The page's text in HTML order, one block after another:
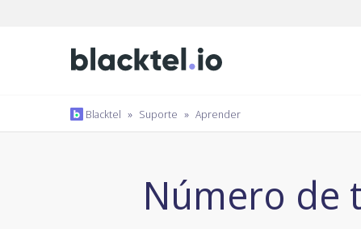
Blacktel » Suporte » Aprender
Número de